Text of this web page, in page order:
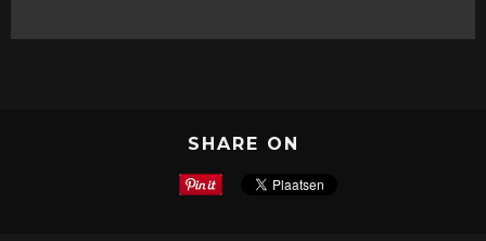
SHARE ON